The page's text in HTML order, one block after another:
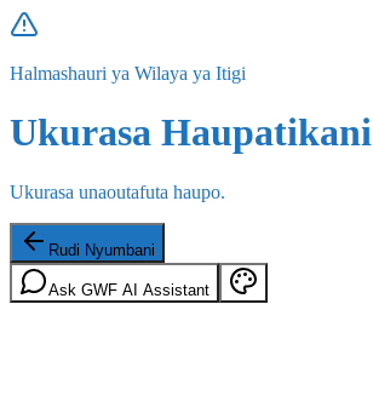
Halmashauri ya Wilaya ya Itigi
Ukurasa Haupatikani
Ukurasa unaoutafuta haupo.
Rudi Nyumbani
Ask GWF AI Assistant